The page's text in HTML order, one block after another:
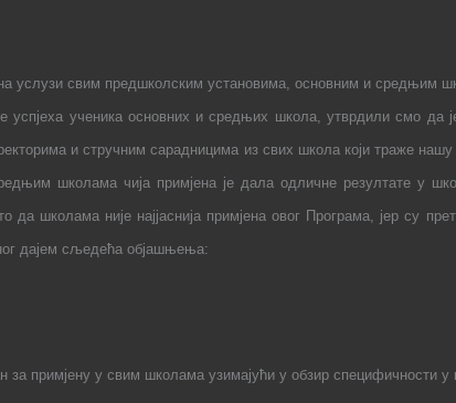
на услузи свим предшколским установима, основним и
ученика основних и средњих школа, утврдили смо да
и стручним сарадницима из свих школа који траже
школама чија примјена је дала одличне резултате у
школама није најјаснија примјена овог Програма, јер су
дајем сљедећа објашњења:
за примјену у свим школама узимајући у обзир специфичности